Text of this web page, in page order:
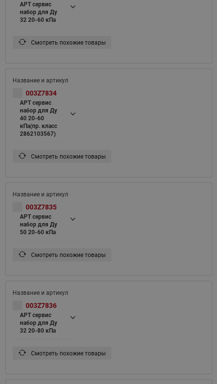
APT сервис
набор для Ду
32 20-60 кПа
Смотреть похожие товары
003Z7834
APT сервис
набор для Ду
40 20-60
кПа(пр. класс
2862103567)
Смотреть похожие товары
003Z7835
APT сервис
набор для Ду
50 20-60 кПа
Смотреть похожие товары
003Z7836
APT сервис
набор для Ду
32 20-80 кПа
Смотреть похожие товары